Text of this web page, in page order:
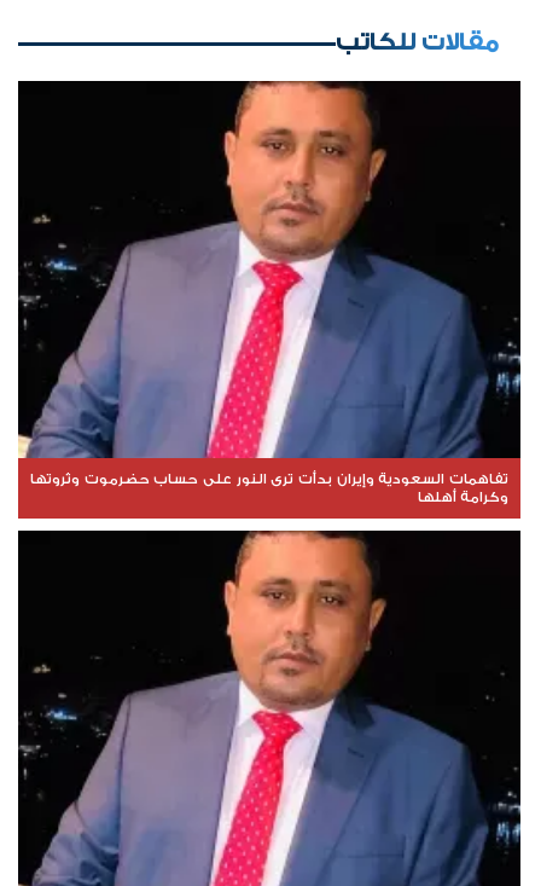
مقالات للكاتب
تفاهمات السعودية وإيران بدأت ترى النور على حساب حضرموت وثروتها
وكرامة أهلها